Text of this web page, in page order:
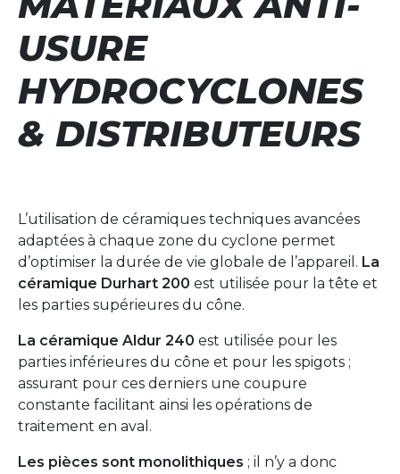
USURE
HYDROCYCLONES
& DISTRIBUTEURS
L’utilisation de céramiques techniques avancées
adaptées à chaque zone du cyclone permet
d’optimiser la durée de vie globale de l’appareil. La
céramique Durhart 200 est utilisée pour la tête et
les parties supérieures du cône.
La céramique Aldur 240 est utilisée pour les
parties inférieures du cône et pour les spigots ;
assurant pour ces derniers une coupure
constante facilitant ainsi les opérations de
traitement en aval.
Les pièces sont monolithiques ; il n’y a donc